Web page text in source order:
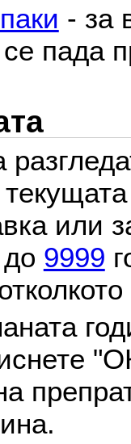
- за
пада
или
до 9999